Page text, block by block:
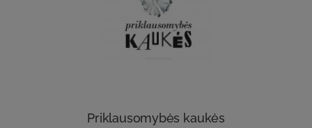
Priklausomybės kaukės